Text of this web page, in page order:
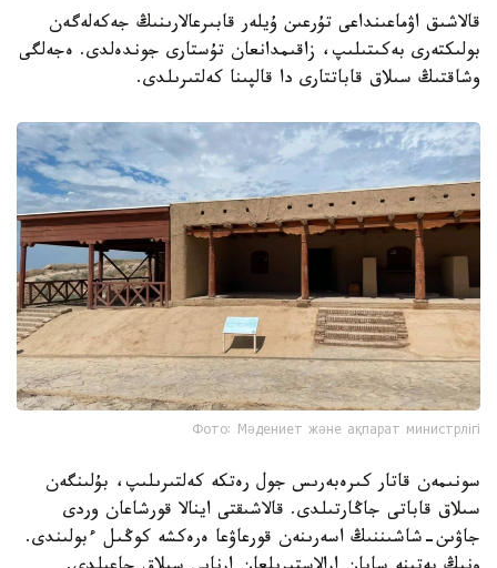
قالاشىق اۋماعىنداعى تۇرعىن ۇيلەر قابىرعالارىنىڭ جەكەلەگەن
بولىكتەرى بەكىتىلىپ، زاقىمدانعان تۇستارى جوندەلدى. ەجەلگى
وشاقتىڭ سىلاق قاباتتارى دا قالپىنا كەلتىرىلدى.
Фото: Мәдениет және ақпарат министрлігі
سونىمەن قاتار كىرەبەرىس جول رەتكە كەلتىرىلىپ، بۇلىنگەن
سىلاق قاباتى جاڭارتىلدى. قالاشىقتى اينالا قورشاعان وردى
جاۋىن-شاشىننىڭ اسەرىنەن قورعاۋعا ەرەكشە كوڭىل ءبولىندى.